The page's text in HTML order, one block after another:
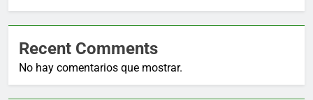
Recent Comments
No hay comentarios que mostrar.